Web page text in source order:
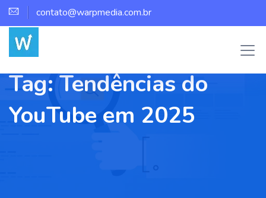
contato@warpmedia.com.br
Tag:Tendências do
YouTube em 2025